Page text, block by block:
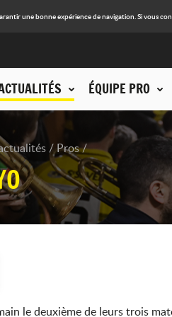
une bonne expérience de navigation. Si vous
ÉQUIPE PRO
Pros
le deuxième de leurs trois